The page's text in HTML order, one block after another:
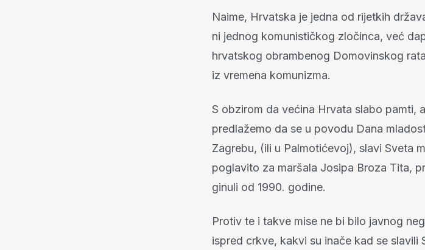
Naime, Hrvatska je jedna od rijetkih
ni jednog komunističkog zločinca, već
hrvatskog obrambenog Domovinskog
iz vremena komunizma.
S obzirom da većina Hrvata slabo pamti,
predlažemo da se u povodu Dana
Zagrebu, (ili u Palmotićevoj), slavi Sveta
poglavito za maršala Josipa Broza Tita,
ginuli od 1990. godine.
Protiv te i takve mise ne bi bilo javnog
ispred crkve, kakvi su inače kad se slavili